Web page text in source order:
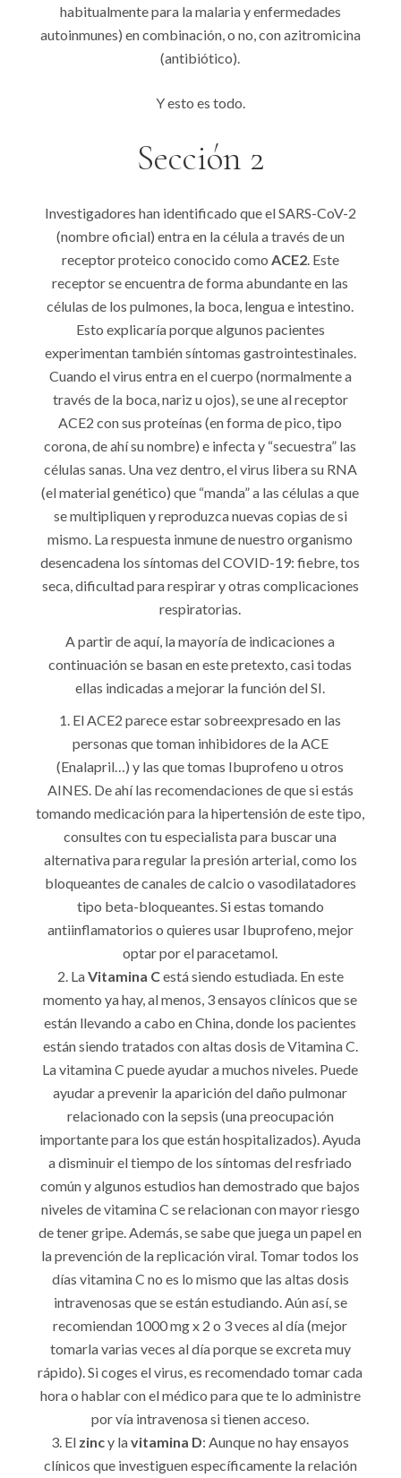
habitualmente para la malaria y enfermedades
autoinmunes) en combinación, o no, con azitromicina
(antibiótico).
Y esto es todo.
Sección 2
Investigadores han identificado que el SARS-CoV-2
(nombre oficial) entra en la célula a través de un
receptor proteico conocido como ACE2. Este
receptor se encuentra de forma abundante en las
células de los pulmones, la boca, lengua e intestino.
Esto explicaría porque algunos pacientes
experimentan también síntomas gastrointestinales.
Cuando el virus entra en el cuerpo (normalmente a
través de la boca, nariz u ojos), se une al receptor
ACE2 con sus proteínas (en forma de pico, tipo
corona, de ahí su nombre) e infecta y “secuestra” las
células sanas. Una vez dentro, el virus libera su RNA
(el material genético) que “manda” a las células a que
se multipliquen y reproduzca nuevas copias de si
mismo. La respuesta inmune de nuestro organismo
desencadena los síntomas del COVID-19: fiebre, tos
seca, dificultad para respirar y otras complicaciones
respiratorias.
A partir de aquí, la mayoría de indicaciones a
continuación se basan en este pretexto, casi todas
ellas indicadas a mejorar la función del SI.
El ACE2 parece estar sobreexpresado en las
personas que toman inhibidores de la ACE
(Enalapril…) y las que tomas Ibuprofeno u otros
AINES. De ahí las recomendaciones de que si estás
tomando medicación para la hipertensión de este tipo,
consultes con tu especialista para buscar una
alternativa para regular la presión arterial, como los
bloqueantes de canales de calcio o vasodilatadores
tipo beta-bloqueantes. Si estas tomando
antiinflamatorios o quieres usar Ibuprofeno, mejor
optar por el paracetamol.
LaVitamina Cestá siendo estudiada. En este
momento ya hay, al menos, 3 ensayos clínicos que se
están llevando a cabo en China, donde los pacientes
están siendo tratados con altas dosis de Vitamina C.
La vitamina C puede ayudar a muchos niveles. Puede
ayudar a prevenir la aparición del daño pulmonar
relacionado con la sepsis (una preocupación
importante para los que están hospitalizados). Ayuda
a disminuir el tiempo de los síntomas del resfriado
común y algunos estudios han demostrado que bajos
niveles de vitamina C se relacionan con mayor riesgo
de tener gripe. Además, se sabe que juega un papel en
la prevención de la replicación viral. Tomar todos los
días vitamina C no es lo mismo que las altas dosis
intravenosas que se están estudiando. Aún así, se
recomiendan 1000 mg x 2 o 3 veces al día (mejor
tomarla varias veces al día porque se excreta muy
rápido). Si coges el virus, es recomendado tomar cada
hora o hablar con el médico para que te lo administre
por vía intravenosa si tienen acceso.
El zincy lavitamina D: Aunque no hay ensayos
clínicos que investiguen específicamente la relación